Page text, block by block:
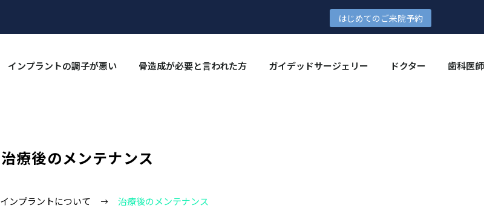
はじめてのご来院予約
インプラントの調⼦が悪い 骨造成が必要と言われた方 ガイデッドサージェリー ドクター 歯科医
治療後のメンテナンス
インプラントについて 治療後のメンテナンス